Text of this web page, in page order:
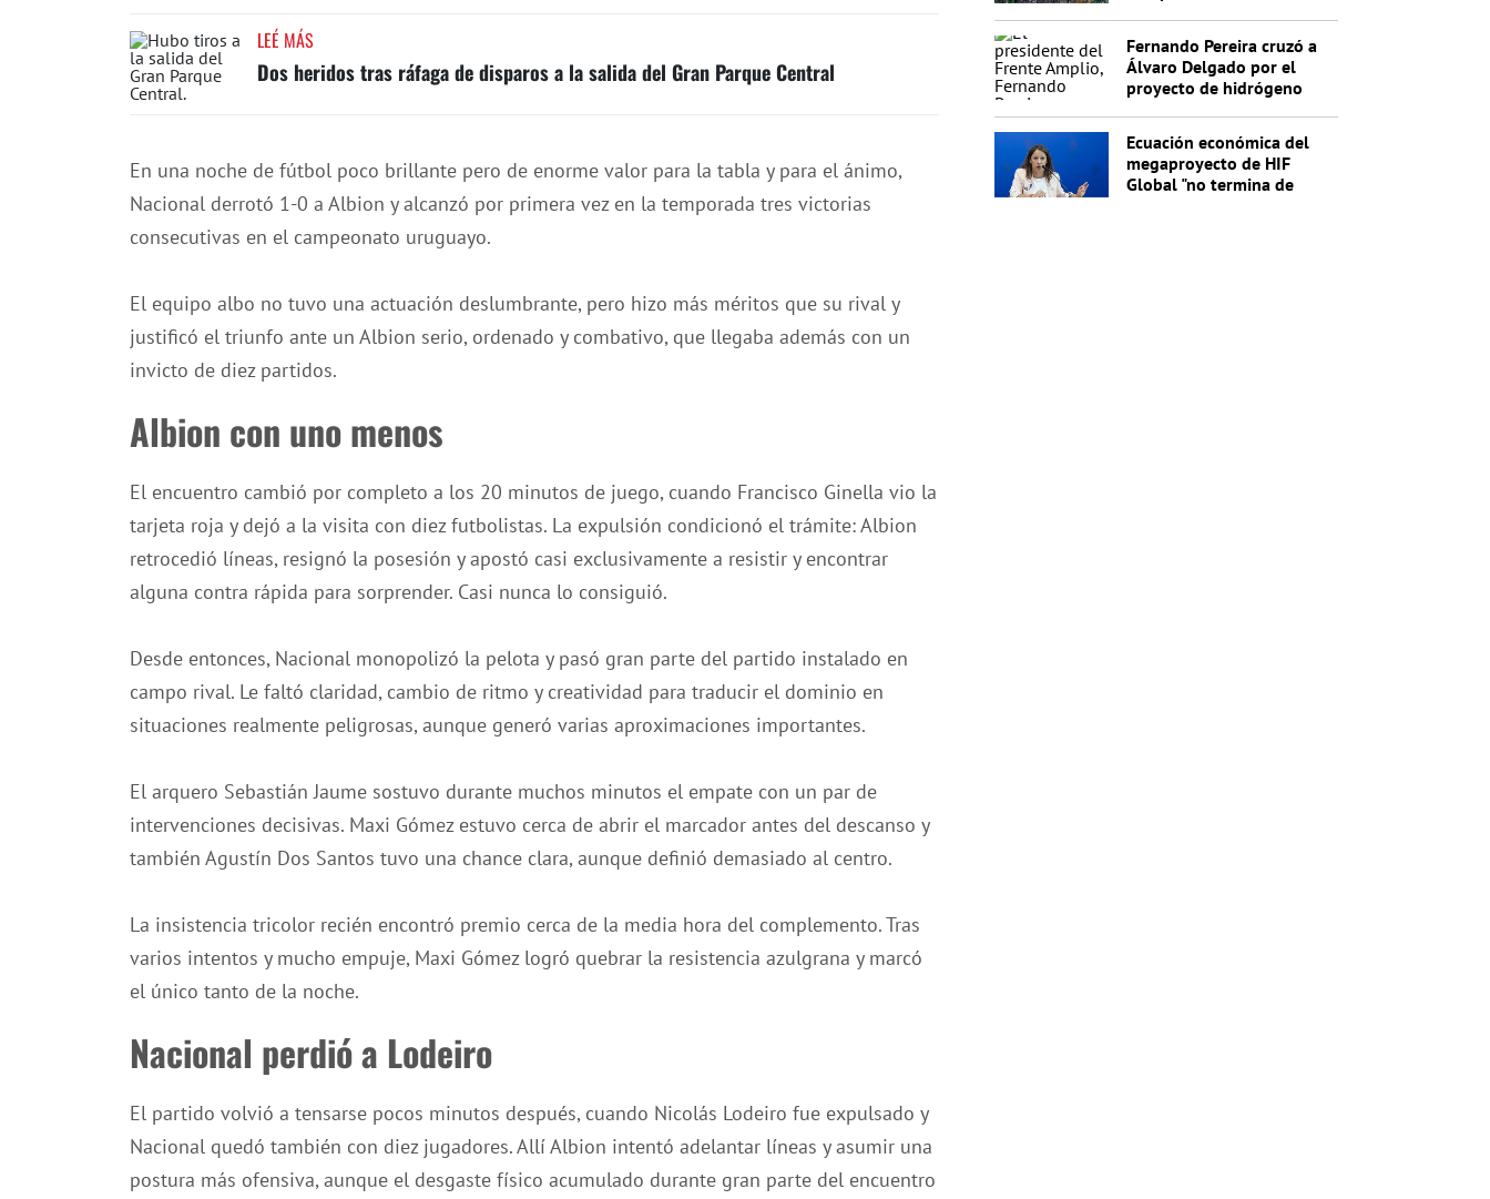
LEÉ MÁS
Dos heridos tras ráfaga de disparos a la salida del Gran Parque Central
En una noche de fútbol poco brillante pero de enorme valor para la tabla y para el ánimo,
Nacional derrotó 1-0 a Albion y alcanzó por primera vez en la temporada tres victorias
consecutivas en el campeonato uruguayo.
El equipo albo no tuvo una actuación deslumbrante, pero hizo más méritos que su rival y
justificó el triunfo ante un Albion serio, ordenado y combativo, que llegaba además con un
invicto de diez partidos.
Albion con uno menos
El encuentro cambió por completo a los 20 minutos de juego, cuando Francisco Ginella vio la
tarjeta roja y dejó a la visita con diez futbolistas. La expulsión condicionó el trámite: Albion
retrocedió líneas, resignó la posesión y apostó casi exclusivamente a resistir y encontrar
alguna contra rápida para sorprender. Casi nunca lo consiguió.
Desde entonces, Nacional monopolizó la pelota y pasó gran parte del partido instalado en
campo rival. Le faltó claridad, cambio de ritmo y creatividad para traducir el dominio en
situaciones realmente peligrosas, aunque generó varias aproximaciones importantes.
El arquero Sebastián Jaume sostuvo durante muchos minutos el empate con un par de
intervenciones decisivas. Maxi Gómez estuvo cerca de abrir el marcador antes del descanso y
también Agustín Dos Santos tuvo una chance clara, aunque definió demasiado al centro.
La insistencia tricolor recién encontró premio cerca de la media hora del complemento. Tras
varios intentos y mucho empuje, Maxi Gómez logró quebrar la resistencia azulgrana y marcó
el único tanto de la noche.
Nacional perdió a Lodeiro
El partido volvió a tensarse pocos minutos después, cuando Nicolás Lodeiro fue expulsado y
Nacional quedó también con diez jugadores. Allí Albion intentó adelantar líneas y asumir una
postura más ofensiva, aunque el desgaste físico acumulado durante gran parte del encuentro
Fernando Pereira cruzó a
Álvaro Delgado por el
proyecto de hidrógeno
Ecuación económica del
megaproyecto de HIF
Global "no termina de